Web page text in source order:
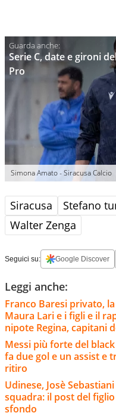
Serie C, date e gironi
Pro
Simona Amato - Siracusa Calcio
Siracusa Stefano
Walter Zenga
Seguici su: Google Discover
Leggi anche:
Franco Baresi privato,
Maura Lari e i figli e il
nipote Regina, capitani
Messi più forte del
fa due gol e un assist e
ritiro
Udinese, Josè
squadra: il post del
sfondo